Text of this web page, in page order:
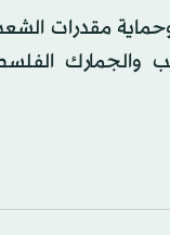
وحماية مقدرات